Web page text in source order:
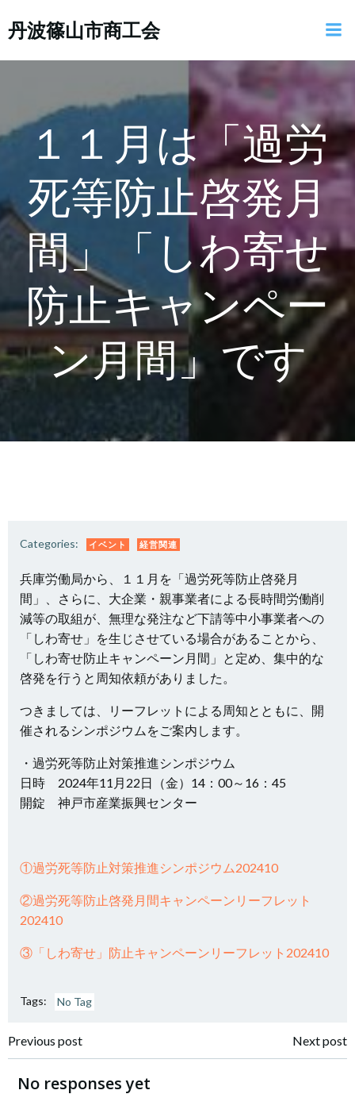
ン
キ
ッ
プ
丹波篠山市商工会
１１月は「過労
死等防止啓発月
間」「しわ寄せ
防止キャンペー
ン月間」です
Categories: イベント 経営関連
兵庫労働局から、１１月を「過労死等防止啓発月
間」、さらに、大企業・親事業者による長時間労働削
減等の取組が、無理な発注など下請等中小事業者への
「しわ寄せ」を生じさせている場合があることから、
「しわ寄せ防止キャンペーン月間」と定め、集中的な
啓発を行うと周知依頼がありました。
つきましては、リーフレットによる周知とともに、開
催されるシンポジウムをご案内します。
・過労死等防止対策推進シンポジウム
日時 2024年11月22日（金）14：00～16：45
開錠 神戸市産業振興センター
①過労死等防止対策推進シンポジウム202410
②過労死等防止啓発月間キャンペーンリーフレット
202410
③「しわ寄せ」防止キャンペーンリーフレット202410
Tags: No Tag
投
稿
Previous post Next post
No responses yet